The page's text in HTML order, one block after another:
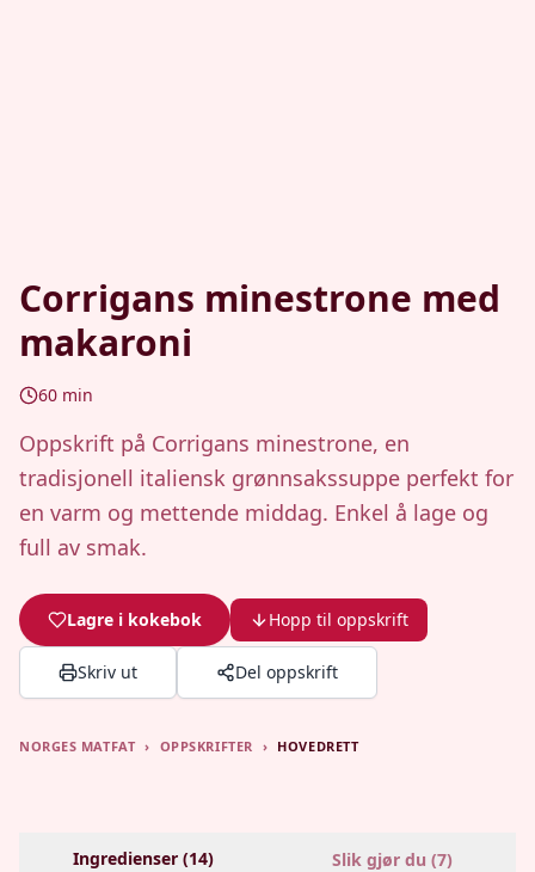
Corrigans minestrone med
makaroni
60 min
Oppskrift på Corrigans minestrone, en
tradisjonell italiensk grønnsakssuppe perfekt for
en varm og mettende middag. Enkel å lage og
full av smak.
Lagre i kokebok Hopp til oppskrift
Skriv ut Del oppskrift
NORGES MATFAT › OPPSKRIFTER › HOVEDRETT
Ingredienser (14) Slik gjør du (7)